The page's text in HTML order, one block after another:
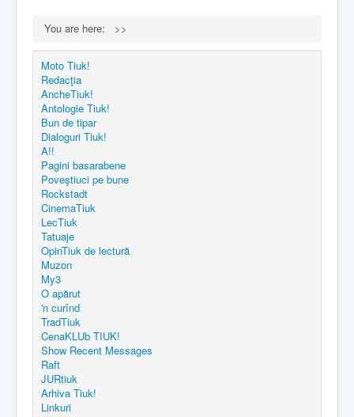
You are here: >>
Moto Tiuk!
Redacţia
AncheTiuk!
Antologie Tiuk!
Bun de tipar
Dialoguri Tiuk!
A!!
Pagini basarabene
Poveştiuci pe bune
Rockstadt
CinemaTiuk
LecTiuk
Tatuaje
OpinTiuk de lectură
Muzon
My3
O apărut
'n curînd
TradTiuk
CenaKLUb TIUK!
Show Recent Messages
Raft
JURtiuk
Arhiva Tiuk!
Linkuri